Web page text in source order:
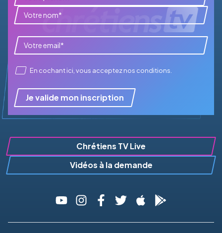
En cochant ici, vous accepteznos conditions
Je valide mon inscription
Chrétiens TV Live
Vidéos à la demande